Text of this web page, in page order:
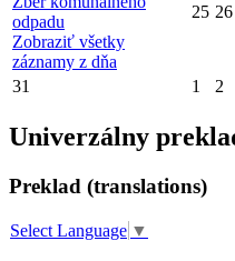
odpadu
Zobraziť všetky
záznamy z dňa
25 26
31 1 2
Univerzálny
Preklad (translations)
Select Language ▼